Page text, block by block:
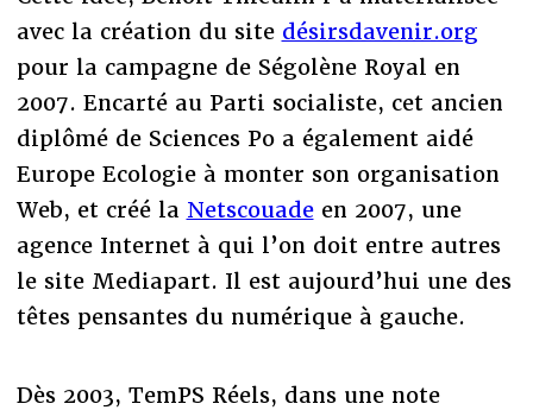
avec la création du site désirsdavenir.org
pour la campagne de Ségolène Royal en
2007. Encarté au Parti socialiste, cet ancien
diplômé de Sciences Po a également aidé
Europe Ecologie à monter son organisation
Web, et créé la Netscouadeen 2007, une
agence Internet à qui l’on doit entre autres
le site Mediapart. Il est aujourd’hui une des
têtes pensantes du numérique à gauche.
Dès 2003, TemPS Réels, dans une note